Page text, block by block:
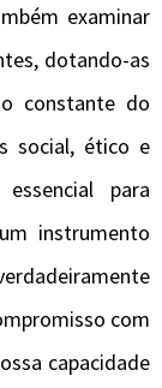
examinar
dotando-as
constante do
social, ético e
para
instrumento
com
capacidade